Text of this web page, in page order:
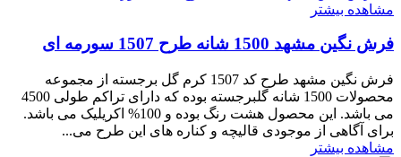
مشاهده بیشتر
فرش نگین مشهد 1500 شانه طرح 1507 سورمه ای
فرش نگین مشهد طرح کد 1507 کرم گل برجسته از مجموعه
محصولات 1500 شانه گلبرجسته بوده که دارای تراکم طولی 4500
می باشد. این محصول هشت رنگ بوده و 100% اکریلیک می باشد.
برای آگاهی از موجودی قالیچه و کناره های این طرح می...
مشاهده بیشتر